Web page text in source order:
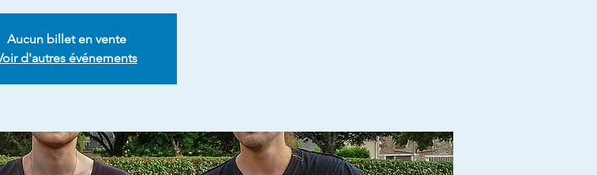
Aucun billet en vente
d'autres événements